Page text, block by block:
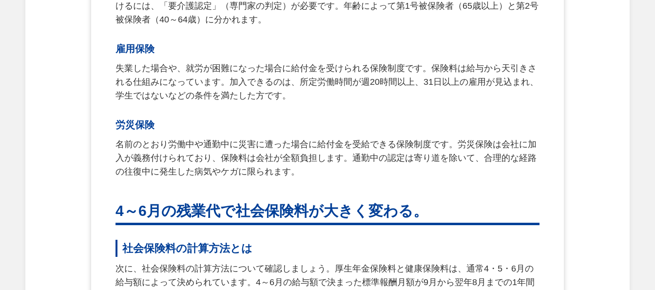
けるには、「要介護認定」（専門家の判定）が必要です。年齢によって第1号被保険者（65歳以上）と第2号
被保険者（40～64歳）に分かれます。
雇用保険
失業した場合や、就労が困難になった場合に給付金を受けられる保険制度です。保険料は給与から天引きさ
れる仕組みになっています。加入できるのは、所定労働時間が週20時間以上、31日以上の雇用が見込まれ、
学生ではないなどの条件を満たした方です。
労災保険
名前のとおり労働中や通勤中に災害に遭った場合に給付金を受給できる保険制度です。労災保険は会社に加
入が義務付けられており、保険料は会社が全額負担します。通勤中の認定は寄り道を除いて、合理的な経路
の往復中に発生した病気やケガに限られます。
4～6月の残業代で社会保険料が大きく変わる。
社会保険料の計算方法とは
次に、社会保険料の計算方法について確認しましょう。厚生年金保険料と健康保険料は、通常4・5・6月の
給与額によって決められています。4～6月の給与額で決まった標準報酬月額が9月から翌年8月までの1年間